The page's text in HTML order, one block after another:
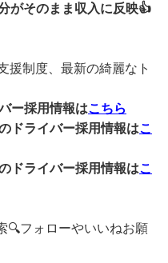
がそのまま収入に反映👍
制度、最新の綺麗なト
ー採用情報はこちら
ドライバー採用情報はこ
ドライバー採用情報はこ
🔍フォローやいいねお願